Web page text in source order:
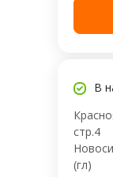
В
стр.4
(гл)